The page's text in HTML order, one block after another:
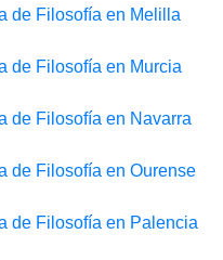
de Filosofía en Melilla
de Filosofía en Murcia
de Filosofía en Navarra
de Filosofía en Ourense
de Filosofía en Palencia